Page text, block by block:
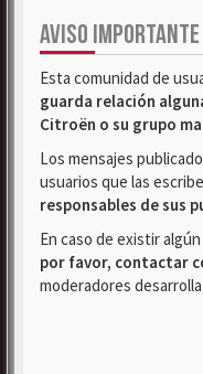
AVISO IMPORTANTE
Esta comunidad de
guarda relación
Citroën o su grupo
Los mensajes
usuarios que las
responsables de sus
En caso de existir
por favor, contactar
moderadores